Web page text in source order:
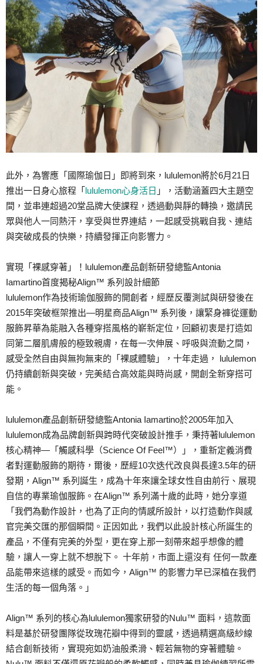
此外，為響應「國際瑜伽日」即將到來，lululemon將於6月21日
推出一日身心旅程「 lululemon心身活日 」，活動涵蓋四大主題空
間，並串連超過20堂品牌大使課程，透過動與靜的轉換，邀請民
眾與他人一同熱汗，享受與世界連結，一起感受挑戰自我、連結
與突破成長的快樂，持續發揮正向影響力。
實現「裸感穿著」！lululemon產品創新研發總監Antonia
Iamartino首度揭秘Align™ 系列設計細節
lululemon作為技術瑜伽服飾的開創者，經歷反覆測試與研發後在
2015年突破框架推出—明星商品Align™ 系列後，讓緊身褲從運動
服飾昇華為能融入各種穿搭風格的嶄新定位，回顧初衷是打造如
同第二層肌膚般的極致親膚，在每一次伸展、呼吸與流動之間，
感受全然自由與無拘無束的「裸感體驗」，十年走過， lululemon
仍持續創新與突破，完美結合高效能與時尚感，開創全新穿搭可
能。
lululemon產品創新研發總監Antonia Iamartino於2005年加入
lululemon成為品牌創新與跨時代突破設計推手，秉持著lululemon
核心精神—「觸感科學（Science Of Feel™）」，重新定義消費
者對運動服飾的期待，爾後，歷經10次迭代改良與長達3.5年的研
發期，Align™ 系列誕生，成為十年來讓全球女性自由前行、展現
自信的專業瑜伽服飾。在Align™ 系列滿十歲的此時，她分享道
「我們為動作設計，也為了正向的情感所設計，以打造動作與感
官完美交匯的那個瞬間。正因如此，我們以此設計核心所誕生的
產品，不僅有完美的外型，更在穿上那一刻帶來超乎想像的體
驗，讓人一穿上就不想脫下。 十年前，市面上還沒有 任何一款產
品能帶來這樣的感受。而如今，Align™ 的影響力早已深植在我們
生活的每一個角落。」
Align™ 系列的核心為lululemon獨家研發的Nulu™ 面料，這款面
料是基於研發團隊從玫瑰花瓣中得到的靈感，透過精選高級紗線
結合創新技術，實現宛如奶油般柔滑、輕若無物的穿著體驗。